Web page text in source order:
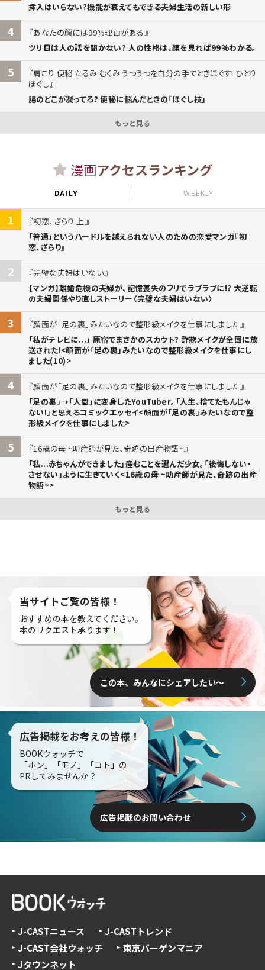
挿入はいらない?機能が衰えてもできる夫婦生活の新しい形
4
あなたの顔には99%理由がある
ツリ目は人の話を聞かない? 人の性格は、顔を見れば99%わかる。
5
肩こり 便秘 たるみ むくみ うつうつを自分の手でときほぐす! ひとり
ほぐし
腸のどこが凝ってる? 便秘に悩んだときの「ほぐし技」
もっと見る
漫画アクセスランキング
DAILY WEEKLY
1
初恋、ざらり 上
「普通」というハードルを越えられない人のための恋愛マンガ『初
恋、ざらり』
2
完璧な夫婦はいない
【マンガ】離婚危機の夫婦が、記憶喪失のフリでラブラブに!? 大逆転
の夫婦関係やり直しストーリー〈完璧な夫婦はいない〉
3
顔面が「足の裏」みたいなので整形級メイクを仕事にしました
「私がテレビに...」 原宿でまさかのスカウト? 詐欺メイクが全国に放
送された!<顔面が「足の裏」みたいなので整形級メイクを仕事にし
ました(10)>
4
顔面が「足の裏」みたいなので整形級メイクを仕事にしました
「足の裏」→「人間」に変身したYouTuber。「人生、捨てたもんじゃ
ない!」と思えるコミックエッセイ<顔面が「足の裏」みたいなので整
形級メイクを仕事にしました>
5
16歳の母 ~助産師が見た、奇跡の出産物語~
「私...赤ちゃんができました」――産むことを選んだ少女。「後悔しない・
させない」ように生きていく<16歳の母 ~助産師が見た、奇跡の出産
物語~>
もっと見る
当サイトご覧の皆様！
おすすめの本を教えてください。
本のリクエスト承ります！
この本、みんなにシェアしたい〜
広告掲載をお考えの皆様！
BOOKウォッチで
「ホン」「モノ」「コト」の
PRしてみませんか？
広告掲載のお問い合わせ
J-CASTニュース
J-CASTトレンド
J-CAST会社ウォッチ
東京バーゲンマニア
Jタウンネット